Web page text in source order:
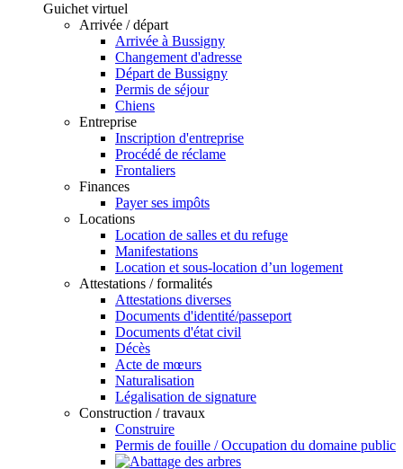
Guichet virtuel
Arrivée / départ
Arrivée à Bussigny
Changement d'adresse
Départ de Bussigny
Permis de séjour
Chiens
Entreprise
Inscription d'entreprise
Procédé de réclame
Frontaliers
Finances
Payer ses impôts
Locations
Location de salles et du refuge
Manifestations
Location et sous-location d’un logement
Attestations / formalités
Attestations diverses
Documents d'identité/passeport
Documents d'état civil
Décès
Acte de mœurs
Naturalisation
Légalisation de signature
Construction / travaux
Construire
Permis de fouille / Occupation du domaine public